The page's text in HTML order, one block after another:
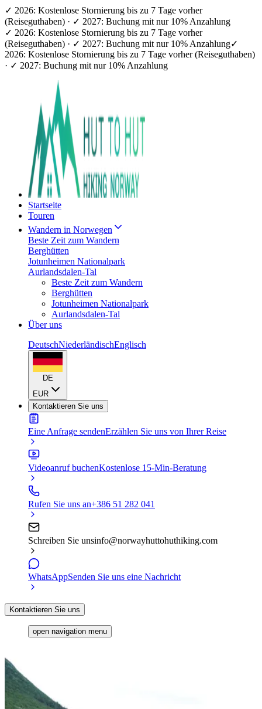
✓ 2026: Kostenlose Stornierung bis zu 7 Tage vorher
(Reiseguthaben) · ✓ 2027: Buchung mit nur 10% Anzahlung
✓ 2026: Kostenlose Stornierung bis zu 7 Tage vorher
(Reiseguthaben) · ✓ 2027: Buchung mit nur 10% Anzahlung✓
2026: Kostenlose Stornierung bis zu 7 Tage vorher (Reiseguthaben)
· ✓ 2027: Buchung mit nur 10% Anzahlung
Startseite
Touren
Wandern in Norwegen
Beste Zeit zum Wandern
Berghütten
Jotunheimen Nationalpark
Aurlandsdalen-Tal
Beste Zeit zum Wandern
Berghütten
Jotunheimen Nationalpark
Aurlandsdalen-Tal
Über uns
DeutschNiederländischEnglisch
DE
EUR
Kontaktieren Sie uns
Eine Anfrage sendenErzählen Sie uns von Ihrer Reise
Videoanruf buchenKostenlose 15-Min-Beratung
Rufen Sie uns an+386 51 282 041
Schreiben Sie unsinfo@norwayhuttohuthiking.com
WhatsAppSenden Sie uns eine Nachricht
Kontaktieren Sie uns
open navigation menu